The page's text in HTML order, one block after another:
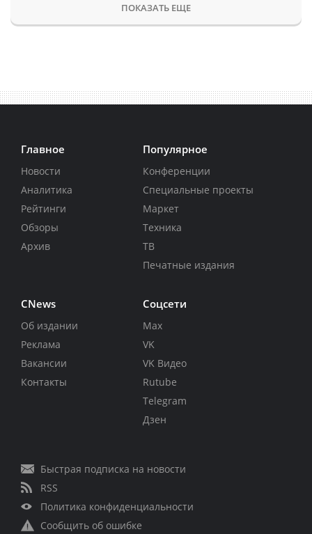
ПОКАЗАТЬ ЕЩЕ
Главное
Новости
Аналитика
Рейтинги
Обзоры
Архив
Популярное
Конференции
Специальные проекты
Маркет
Техника
ТВ
Печатные издания
CNews
Об издании
Реклама
Вакансии
Контакты
Соцсети
Max
VK
VK Видео
Rutube
Telegram
Дзен
Быстрая подписка на новости
RSS
Политика конфиденциальности
Сообщить об ошибке